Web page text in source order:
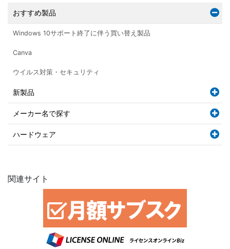
おすすめ製品
Windows 10サポート終了に伴う買い替え製品
Canva
ウイルス対策・セキュリティ
新製品
メーカー名で探す
ハードウェア
関連サイト